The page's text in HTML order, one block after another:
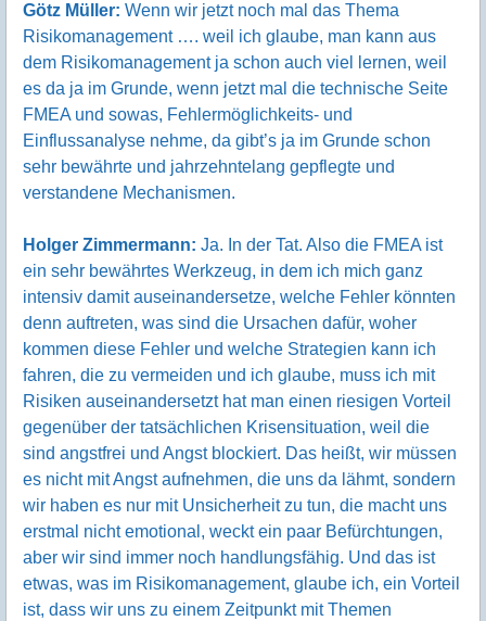
Götz Müller: Wenn wir jetzt noch mal das Thema
Risikomanagement …. weil ich glaube, man kann aus
dem Risikomanagement ja schon auch viel lernen, weil
es da ja im Grunde, wenn jetzt mal die technische Seite
FMEA und sowas, Fehlermöglichkeits- und
Einflussanalyse nehme, da gibt’s ja im Grunde schon
sehr bewährte und jahrzehntelang gepflegte und
verstandene Mechanismen.
Holger Zimmermann: Ja. In der Tat. Also die FMEA ist
ein sehr bewährtes Werkzeug, in dem ich mich ganz
intensiv damit auseinandersetze, welche Fehler könnten
denn auftreten, was sind die Ursachen dafür, woher
kommen diese Fehler und welche Strategien kann ich
fahren, die zu vermeiden und ich glaube, muss ich mit
Risiken auseinandersetzt hat man einen riesigen Vorteil
gegenüber der tatsächlichen Krisensituation, weil die
sind angstfrei und Angst blockiert. Das heißt, wir müssen
es nicht mit Angst aufnehmen, die uns da lähmt, sondern
wir haben es nur mit Unsicherheit zu tun, die macht uns
erstmal nicht emotional, weckt ein paar Befürchtungen,
aber wir sind immer noch handlungsfähig. Und das ist
etwas, was im Risikomanagement, glaube ich, ein Vorteil
ist, dass wir uns zu einem Zeitpunkt mit Themen